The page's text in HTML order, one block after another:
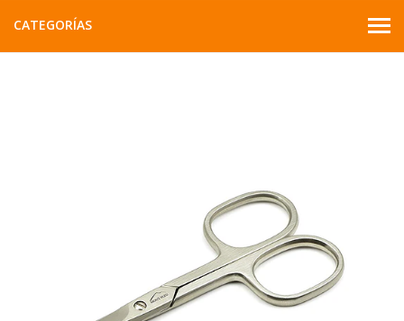
CATEGORÍAS